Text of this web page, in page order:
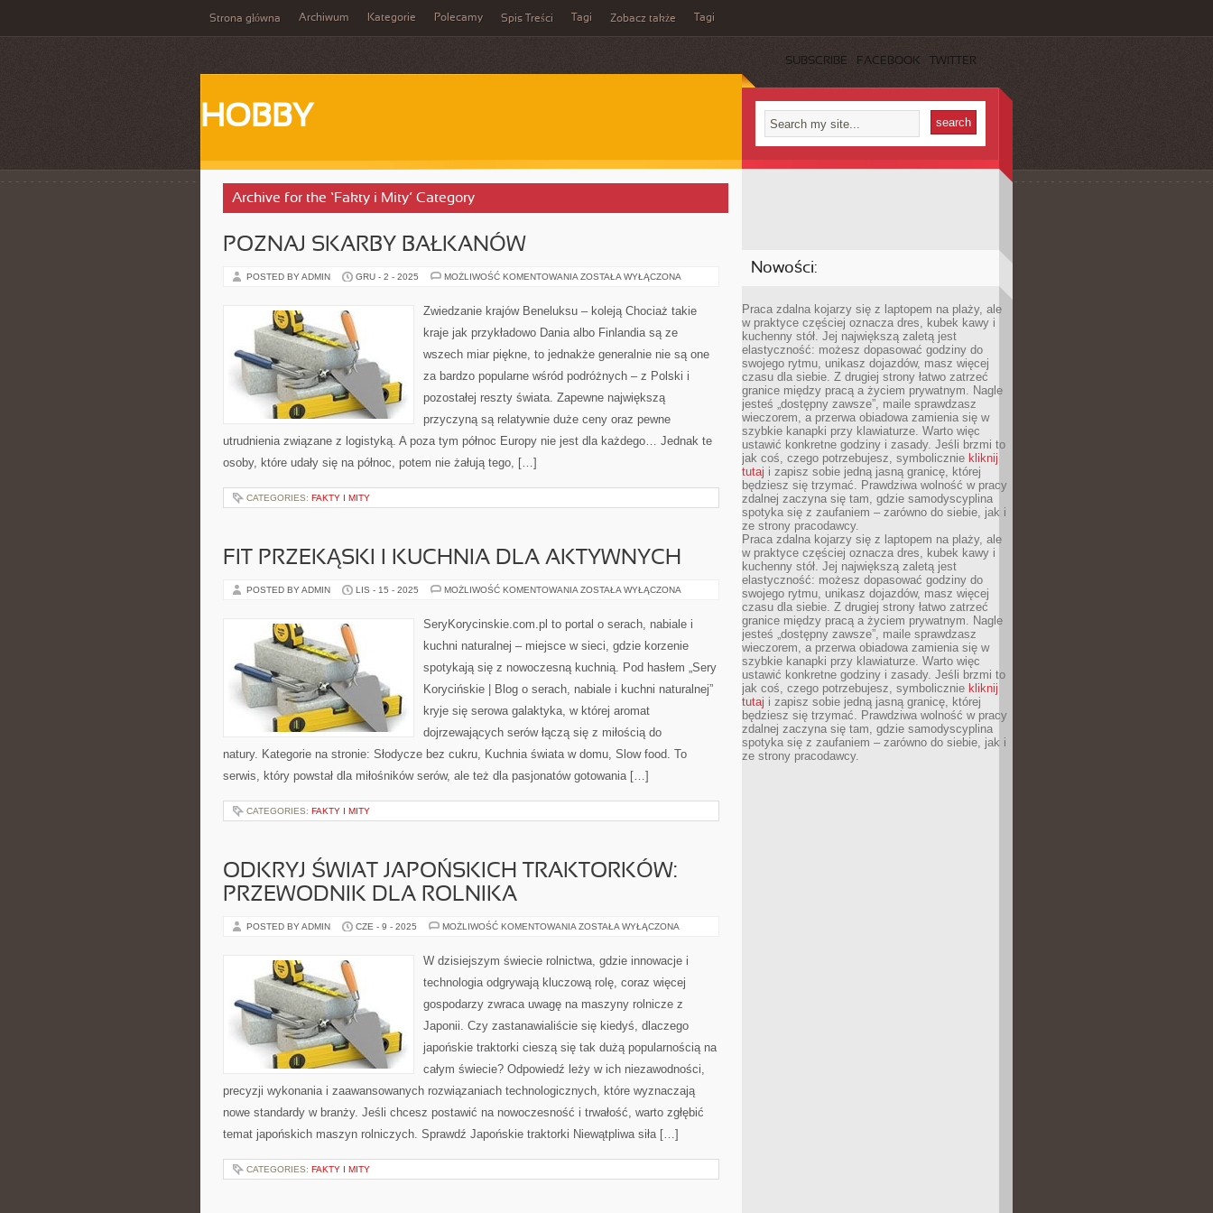
Strona główna Archiwum Kategorie Polecamy Spis Treści Tagi Zobacz także Tagi
SUBSCRIBE FACEBOOK TWITTER
HOBBY
Archive for the ‘Fakty i Mity’ Category
POZNAJ SKARBY BAŁKANÓW
POSTED BY ADMIN GRU - 2 - 2025 MOŻLIWOŚĆ KOMENTOWANIA POZNAJ
ZOSTAŁA WYŁĄCZONA
Zwiedzanie krajów Beneluksu – koleją Chociaż takie
kraje jak przykładowo Dania albo Finlandia są ze
wszech miar piękne, to jednakże generalnie nie są one
za bardzo popularne wśród podróżnych – z Polski i
pozostałej reszty świata. Zapewne największą
przyczyną są relatywnie duże ceny oraz pewne
utrudnienia związane z logistyką. A poza tym północ Europy nie jest dla każdego… Jednak te
osoby, które udały się na północ, potem nie żałują tego, […]
CATEGORIES: FAKTY I MITY
FIT PRZEKĄSKI I KUCHNIA DLA AKTYWNYCH
POSTED BY ADMIN LIS - 15 - 2025 MOŻLIWOŚĆ KOMENTOWANIA FIT
KUCHNIA
DLA
ZOSTAŁA WYŁĄCZONA
SeryKorycinskie.com.pl to portal o serach, nabiale i
kuchni naturalnej – miejsce w sieci, gdzie korzenie
spotykają się z nowoczesną kuchnią. Pod hasłem „Sery
Korycińskie | Blog o serach, nabiale i kuchni naturalnej”
kryje się serowa galaktyka, w której aromat
dojrzewających serów łączą się z miłością do
natury. Kategorie na stronie: Słodycze bez cukru, Kuchnia świata w domu, Slow food. To
serwis, który powstał dla miłośników serów, ale też dla pasjonatów gotowania […]
CATEGORIES: FAKTY I MITY
ODKRYJ ŚWIAT JAPOŃSKICH TRAKTORKÓW:
PRZEWODNIK DLA ROLNIKA
POSTED BY ADMIN CZE - 9 - 2025 MOŻLIWOŚĆ KOMENTOWANIA ODKRYJ
TRAKTORKÓW:
PRZEWODNIK
ROLNIKA
ZOSTAŁA WYŁĄCZONA
W dzisiejszym świecie rolnictwa, gdzie innowacje i
technologia odgrywają kluczową rolę, coraz więcej
gospodarzy zwraca uwagę na maszyny rolnicze z
Japonii. Czy zastanawialiście się kiedyś, dlaczego
japońskie traktorki cieszą się tak dużą popularnością na
całym świecie? Odpowiedź leży w ich niezawodności,
precyzji wykonania i zaawansowanych rozwiązaniach technologicznych, które wyznaczają
nowe standardy w branży. Jeśli chcesz postawić na nowoczesność i trwałość, warto zgłębić
temat japońskich maszyn rolniczych. Sprawdź Japońskie traktorki Niewątpliwa siła […]
CATEGORIES: FAKTY I MITY
Nowości:
Praca zdalna kojarzy się z laptopem na plaży, ale
w praktyce częściej oznacza dres, kubek kawy i
kuchenny stół. Jej największą zaletą jest
elastyczność: możesz dopasować godziny do
swojego rytmu, unikasz dojazdów, masz więcej
czasu dla siebie. Z drugiej strony łatwo zatrzeć
granice między pracą a życiem prywatnym. Nagle
jesteś „dostępny zawsze”, maile sprawdzasz
wieczorem, a przerwa obiadowa zamienia się w
szybkie kanapki przy klawiaturze. Warto więc
ustawić konkretne godziny i zasady. Jeśli brzmi to
jak coś, czego potrzebujesz, symbolicznie kliknij
tutaj i zapisz sobie jedną jasną granicę, której
będziesz się trzymać. Prawdziwa wolność w pracy
zdalnej zaczyna się tam, gdzie samodyscyplina
spotyka się z zaufaniem – zarówno do siebie, jak i
ze strony pracodawcy.
Praca zdalna kojarzy się z laptopem na plaży, ale
w praktyce częściej oznacza dres, kubek kawy i
kuchenny stół. Jej największą zaletą jest
elastyczność: możesz dopasować godziny do
swojego rytmu, unikasz dojazdów, masz więcej
czasu dla siebie. Z drugiej strony łatwo zatrzeć
granice między pracą a życiem prywatnym. Nagle
jesteś „dostępny zawsze”, maile sprawdzasz
wieczorem, a przerwa obiadowa zamienia się w
szybkie kanapki przy klawiaturze. Warto więc
ustawić konkretne godziny i zasady. Jeśli brzmi to
jak coś, czego potrzebujesz, symbolicznie kliknij
tutaj i zapisz sobie jedną jasną granicę, której
będziesz się trzymać. Prawdziwa wolność w pracy
zdalnej zaczyna się tam, gdzie samodyscyplina
spotyka się z zaufaniem – zarówno do siebie, jak i
ze strony pracodawcy.